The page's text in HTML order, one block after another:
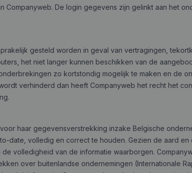
Companyweb. De login gegevens zijn gelinkt aan het
gesteld worden in geval van vertragingen,
het niet langer kunnen beschikken van de
zo kortstondig mogelijk te maken en de
verhinderd dan heeft Companyweb het recht het
haar gegevensverstrekking inzake Belgische
date, volledig en correct te houden. Gezien de aard
volledigheid van de informatie waarborgen.
over buitenlandse ondernemingen (Internationale